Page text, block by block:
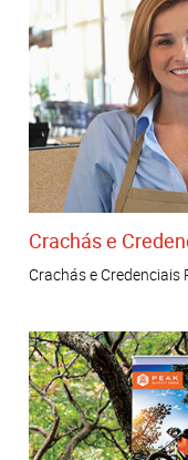
Crachás e
Crachás e Credenciais